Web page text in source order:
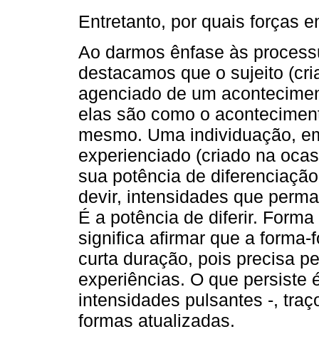
Entretanto, por quais forças
Ao darmos ênfase às
destacamos que o sujeito
agenciado de um
elas são como o
mesmo. Uma individuação,
experienciado (criado na
sua potência de
devir, intensidades que
É a potência de diferir.
significa afirmar que a
curta duração, pois precisa
experiências. O que persiste
intensidades pulsantes -,
formas atualizadas.